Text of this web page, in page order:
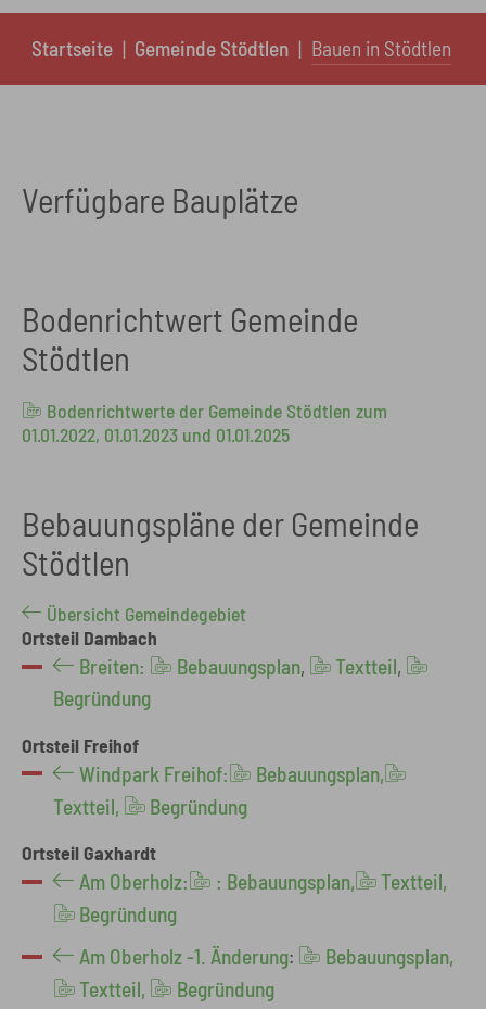
Startseite Gemeinde Stödtlen Bauen in Stödtlen
Verfügbare Bauplätze
Bodenrichtwert Gemeinde
Stödtlen
Bodenrichtwerte der Gemeinde Stödtlen zum
01.01.2022, 01.01.2023 und 01.01.2025
Bebauungspläne der Gemeinde
Stödtlen
Übersicht Gemeindegebiet
Ortsteil Dambach
Breiten: Bebauungsplan, Textteil,
Begründung
Ortsteil Freihof
Windpark Freihof:
Bebauungsplan,
Textteil,
Begründung
Ortsteil Gaxhardt
Am Oberholz: : Bebauungsplan,
Textteil,
Begründung
Am Oberholz -1. Änderung:
Bebauungsplan,
Textteil,
Begründung